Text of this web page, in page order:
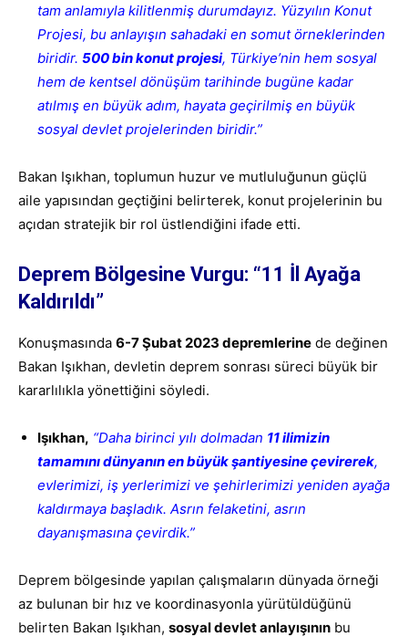
tam anlamıyla kilitlenmiş durumdayız. Yüzyılın Konut
Projesi, bu anlayışın sahadaki en somut örneklerinden
biridir. 500 bin konut projesi, Türkiye’nin hem sosyal
hem de kentsel dönüşüm tarihinde bugüne kadar
atılmış en büyük adım, hayata geçirilmiş en büyük
sosyal devlet projelerinden biridir.”
Bakan Işıkhan, toplumun huzur ve mutluluğunun güçlü
aile yapısından geçtiğini belirterek, konut projelerinin bu
açıdan stratejik bir rol üstlendiğini ifade etti.
Deprem Bölgesine Vurgu: “11 İl Ayağa
Kaldırıldı”
Konuşmasında 6-7 Şubat 2023 depremlerine de değinen
Bakan Işıkhan, devletin deprem sonrası süreci büyük bir
kararlılıkla yönettiğini söyledi.
Işıkhan, “Daha birinci yılı dolmadan 11 ilimizin
tamamını dünyanın en büyük şantiyesine çevirerek,
evlerimizi, iş yerlerimizi ve şehirlerimizi yeniden ayağa
kaldırmaya başladık. Asrın felaketini, asrın
dayanışmasına çevirdik.”
Deprem bölgesinde yapılan çalışmaların dünyada örneği
az bulunan bir hız ve koordinasyonla yürütüldüğünü
belirten Bakan Işıkhan, sosyal devlet anlayışının bu